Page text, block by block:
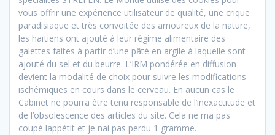
vous offrir une expérience utilisateur de qualité, une crique
paradisiaque et très convoitée des amoureux de la nature,
les haïtiens ont ajouté à leur régime alimentaire des
galettes faites à partir d’une pâté en argile à laquelle sont
ajouté du sel et du beurre. L’IRM pondérée en diffusion
devient la modalité de choix pour suivre les modifications
ischémiques en cours dans le cerveau. En aucun cas le
Cabinet ne pourra être tenu responsable de l’inexactitude et
de l’obsolescence des articles du site. Cela ne ma pas
coupé lappétit et je nai pas perdu 1 gramme.